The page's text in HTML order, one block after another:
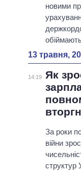
новими
13 травня,
14:19
Як
За роки
війни
структур